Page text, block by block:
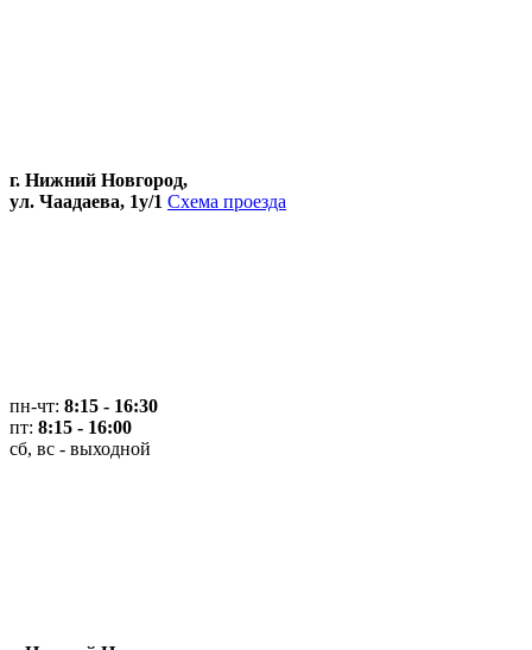
г. Нижний Новгород,
ул. Чаадаева, 1у/1 Схема проезда
пн-чт: 8:15 - 16:30
пт: 8:15 - 16:00
сб, вс - выходной